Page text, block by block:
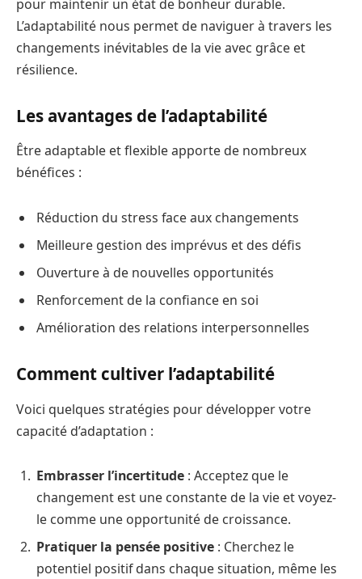
pour maintenir un état de bonheur durable.
L’adaptabilité nous permet de naviguer à travers les
changements inévitables de la vie avec grâce et
résilience.
Les avantages de l’adaptabilité
Être adaptable et flexible apporte de nombreux
bénéfices :
Réduction du stress face aux changements
Meilleure gestion des imprévus et des défis
Ouverture à de nouvelles opportunités
Renforcement de la confiance en soi
Amélioration des relations interpersonnelles
Comment cultiver l’adaptabilité
Voici quelques stratégies pour développer votre
capacité d’adaptation :
Embrasser l’incertitude : Acceptez que le
changement est une constante de la vie et voyez-
le comme une opportunité de croissance.
Pratiquer la pensée positive : Cherchez le
potentiel positif dans chaque situation, même les